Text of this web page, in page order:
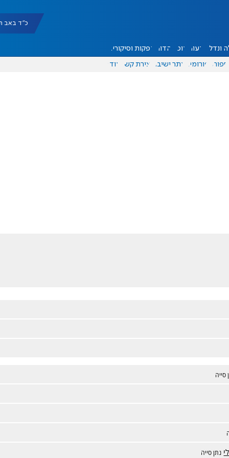
כ"ד באב תשפ"ו |
ונדל"ן דעות אוכל יהדות הפקות וסיקורים
ספורט פורומים אתר ישיבה יצירת קשר עוד
סייה
נתן סייה